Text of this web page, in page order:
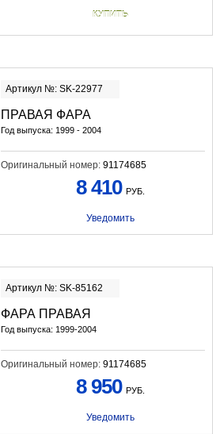
КУПИТЬ
Артикул №: SK-22977
ПРАВАЯ ФАРА
Год выпуска: 1999 - 2004
Оригинальный номер: 91174685
8 410 РУБ.
Уведомить
Артикул №: SK-85162
ФАРА ПРАВАЯ
Год выпуска: 1999-2004
Оригинальный номер: 91174685
8 950 РУБ.
Уведомить